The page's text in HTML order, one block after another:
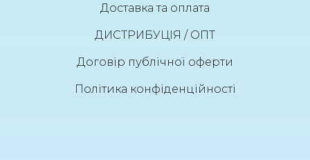
Доставка та оплата
ДИСТРИБУЦІЯ / ОПТ
Договір публічної оферти
Політика конфіденційності